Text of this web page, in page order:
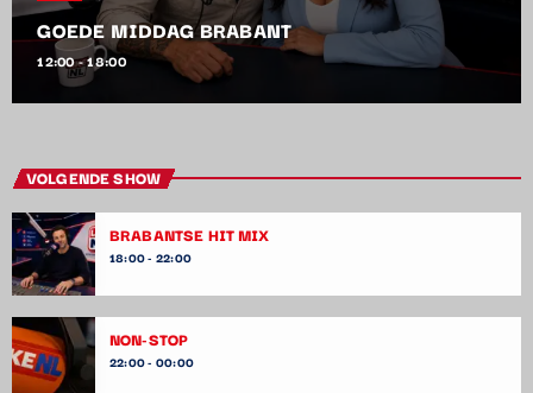
GOEDE MIDDAG BRABANT
12:00 - 18:00
VOLGENDE SHOW
BRABANTSE HIT MIX
18:00 - 22:00
NON-STOP
22:00 - 00:00